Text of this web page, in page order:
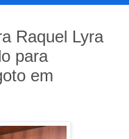
Raquel Lyra
para
em